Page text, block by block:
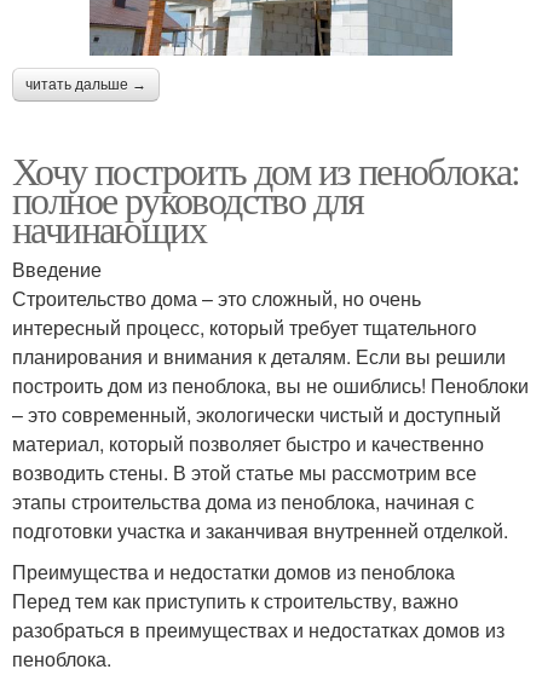
читать дальше →
Хочу построить дом из пеноблока:
полное руководство для
начинающих
Введение
Строительство дома – это сложный, но очень
интересный процесс, который требует тщательного
планирования и внимания к деталям. Если вы решили
построить дом из пеноблока, вы не ошиблись! Пеноблоки
– это современный, экологически чистый и доступный
материал, который позволяет быстро и качественно
возводить стены. В этой статье мы рассмотрим все
этапы строительства дома из пеноблока, начиная с
подготовки участка и заканчивая внутренней отделкой.
Преимущества и недостатки домов из пеноблока
Перед тем как приступить к строительству, важно
разобраться в преимуществах и недостатках домов из
пеноблока.